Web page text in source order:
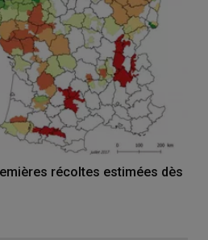
récoltes estimées dès